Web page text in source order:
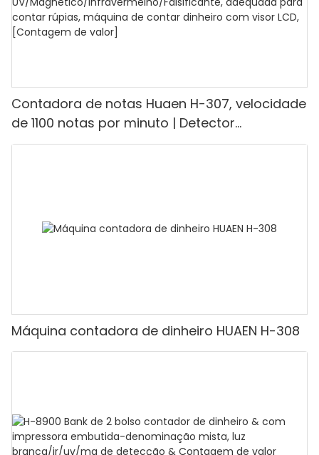
Contadora de notas Huaen H-307, velocidade
de 1100 notas por minuto | Detector
UV/Magnético/Infravermelho/Falsificante,
Máquina contadora de dinheiro HUAEN H-308